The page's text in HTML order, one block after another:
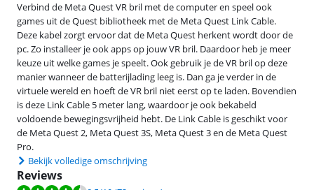
Verbind de Meta Quest VR bril met de computer en speel ook
games uit de Quest bibliotheek met de Meta Quest Link Cable.
Deze kabel zorgt ervoor dat de Meta Quest herkent wordt door de
pc. Zo installeer je ook apps op jouw VR bril. Daardoor heb je meer
keuze uit welke games je speelt. Ook gebruik je de VR bril op deze
manier wanneer de batterijlading leeg is. Dan ga je verder in de
virtuele wereld en hoeft de VR bril niet eerst op te laden. Bovendien
is deze Link Cable 5 meter lang, waardoor je ook bekabeld
voldoende bewegingsvrijheid hebt. De Link Cable is geschikt voor
de Meta Quest 2, Meta Quest 3S, Meta Quest 3 en de Meta Quest
Pro.
Bekijk volledige omschrijving
Reviews